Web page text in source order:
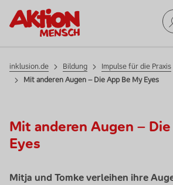
inklusion.de Bildung Impulse für die Praxis
Mit anderen Augen – Die App Be My Eyes
Mit anderen Augen –
Eyes
Mitja und Tomke verleihen ihre